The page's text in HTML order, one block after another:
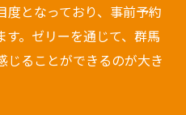
度となっており、事前予約
。ゼリーを通じて、群馬
じることができるのが大き